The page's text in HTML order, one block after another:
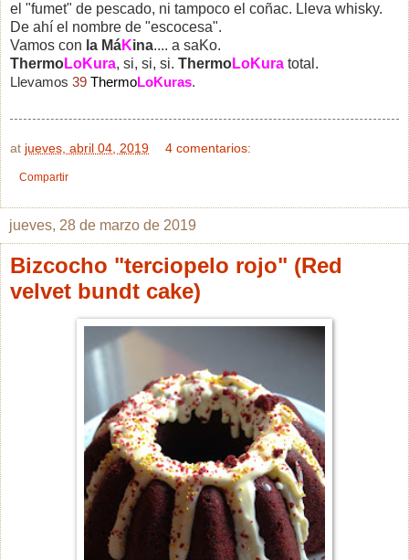
el "fumet" de pescado, ni tampoco el coñac. Lleva whisky.
De ahí el nombre de "escocesa".
Vamos con la MáKina.... a saKo.
ThermoLoKura, si, si, si. ThermoLoKura total.
Llevamos 39 ThermoLoKuras.
at jueves, abril 04, 2019 4 comentarios:
Compartir
jueves, 28 de marzo de 2019
Bizcocho "terciopelo rojo" (Red
velvet bundt cake)